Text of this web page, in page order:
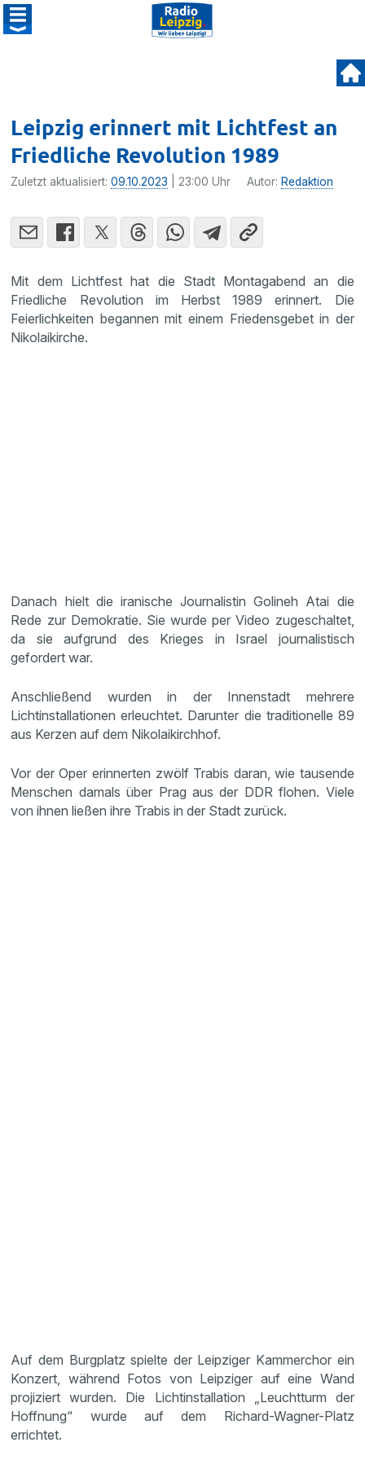
Leipzig erinnert mit Lichtfest an
Friedliche Revolution 1989
Zuletzt aktualisiert:09.10.2023 | 23:00 Uhr Autor: Redaktion
Mit dem Lichtfest hat die Stadt Montagabend an die
Friedliche Revolution im Herbst 1989 erinnert. Die
Feierlichkeiten begannen mit einem Friedensgebet in der
Nikolaikirche.
Danach hielt die iranische Journalistin Golineh Atai die
Rede zur Demokratie. Sie wurde per Video zugeschaltet,
da sie aufgrund des Krieges in Israel journalistisch
gefordert war.
Anschließend wurden in der Innenstadt mehrere
Lichtinstallationen erleuchtet. Darunter die traditionelle 89
aus Kerzen auf dem Nikolaikirchhof.
Vor der Oper erinnerten zwölf Trabis daran, wie tausende
Menschen damals über Prag aus der DDR flohen. Viele
von ihnen ließen ihre Trabis in der Stadt zurück.
Auf dem Burgplatz spielte der Leipziger Kammerchor ein
Konzert, während Fotos von Leipziger auf eine Wand
projiziert wurden. Die Lichtinstallation „Leuchtturm der
Hoffnung“ wurde auf dem Richard-Wagner-Platz
errichtet.